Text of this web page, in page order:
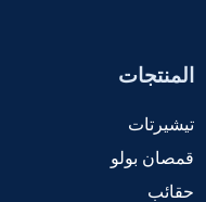
المنتجات
تيشيرتات
قمصان بولو
حقائب